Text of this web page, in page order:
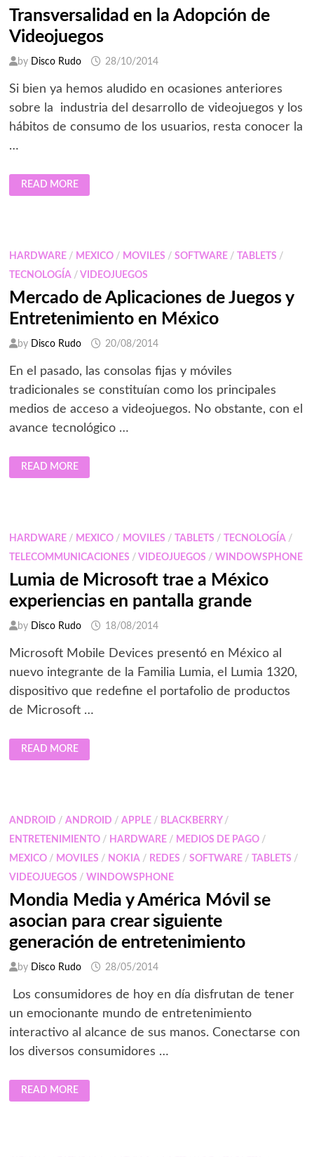
Transversalidad en la Adopción de
Videojuegos
by Disco Rudo 28/10/2014
Si bien ya hemos aludido en ocasiones anteriores
sobre la industria del desarrollo de videojuegos y los
hábitos de consumo de los usuarios, resta conocer la
…
TRANSVERSALIDAD
EN
LA
READ MORE
HARDWARE/ MEXICO/ MOVILES / SOFTWARE/ TABLETS /
TECNOLOGÍA/ VIDEOJUEGOS
Mercado de Aplicaciones de Juegos y
Entretenimiento en México
by Disco Rudo 20/08/2014
En el pasado, las consolas fijas y móviles
tradicionales se constituían como los principales
medios de acceso a videojuegos. No obstante, con el
avance tecnológico …
MERCADO
DE
APLICACIONES
MÉXICO
READ MORE
HARDWARE/ MEXICO/ MOVILES / TABLETS / TECNOLOGÍA/
TELECOMMUNICACIONES / VIDEOJUEGOS / WINDOWSPHONE
Lumia de Microsoft trae a México
experiencias en pantalla grande
by Disco Rudo 18/08/2014
Microsoft Mobile Devices presentó en México al
nuevo integrante de la Familia Lumia, el Lumia 1320,
dispositivo que redefine el portafolio de productos
de Microsoft …
LUMIA
DE
MICROSOFT
PANTALLA
READ MORE
ANDROID / ANDROID / APPLE/ BLACKBERRY/
ENTRETENIMIENTO/ HARDWARE/ MEDIOS DE PAGO/
MEXICO/ MOVILES / NOKIA/ REDES / SOFTWARE/ TABLETS /
VIDEOJUEGOS / WINDOWSPHONE
Mondia Media y América Móvil se
asocian para crear siguiente
generación de entretenimiento
by Disco Rudo 28/05/2014
Los consumidores de hoy en día disfrutan de tener
un emocionante mundo de entretenimiento
interactivo al alcance de sus manos. Conectarse con
los diversos consumidores …
MONDIA
MEDIA
Y
READ MORE